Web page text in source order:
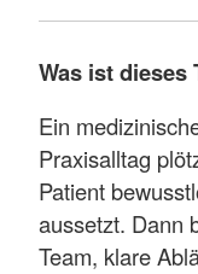
Was ist
Ein
Praxisalltag
Patient
aussetzt. Dann
Team, klare